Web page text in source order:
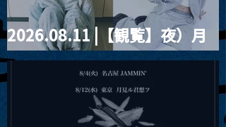
2026.08.11 |【観覧】夜）月
見ル君想フpre. Sugar Shock